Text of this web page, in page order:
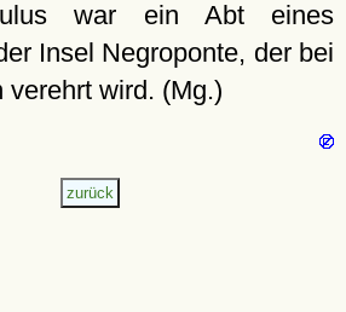
war ein Abt eines
Insel Negroponte, der bei
verehrt wird. (Mg.)